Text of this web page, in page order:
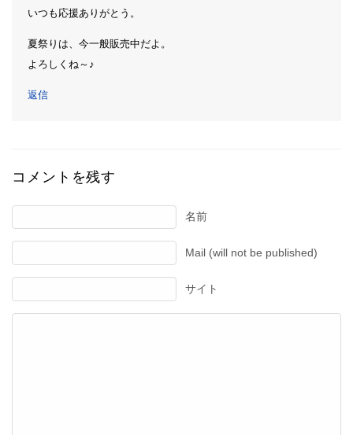
いつも応援ありがとう。
夏祭りは、今一般販売中だよ。
よろしくね～♪
返信
コメントを残す
名前
Mail (will not be published)
サイト